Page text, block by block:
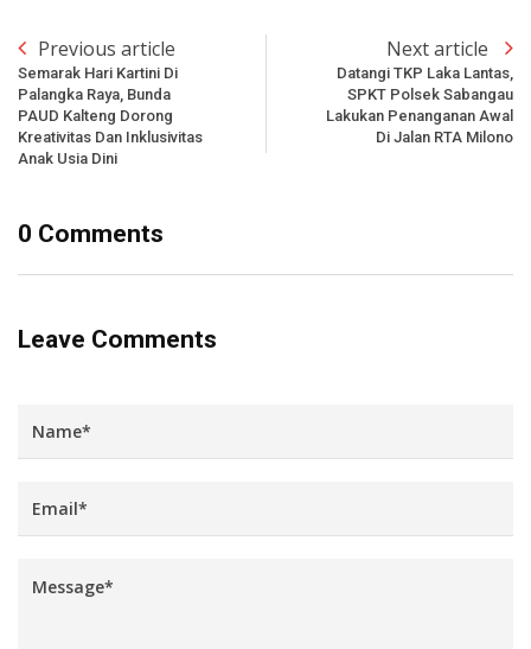
Previous article
Semarak Hari Kartini Di
Palangka Raya, Bunda
PAUD Kalteng Dorong
Kreativitas Dan Inklusivitas
Anak Usia Dini
Next article
Datangi TKP Laka Lantas,
SPKT Polsek Sabangau
Lakukan Penanganan Awal
Di Jalan RTA Milono
0 Comments
Leave Comments